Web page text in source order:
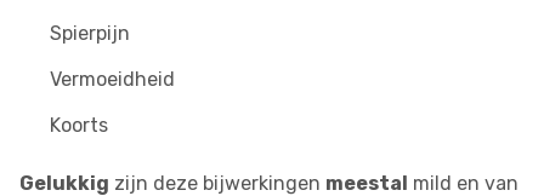
Spierpijn
Vermoeidheid
Koorts
Gelukkig zijn deze bijwerkingen meestal mild en van